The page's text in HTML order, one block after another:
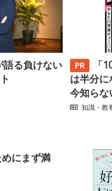
語る負けない
「
は半分
今知らな
知識・教
にまず満